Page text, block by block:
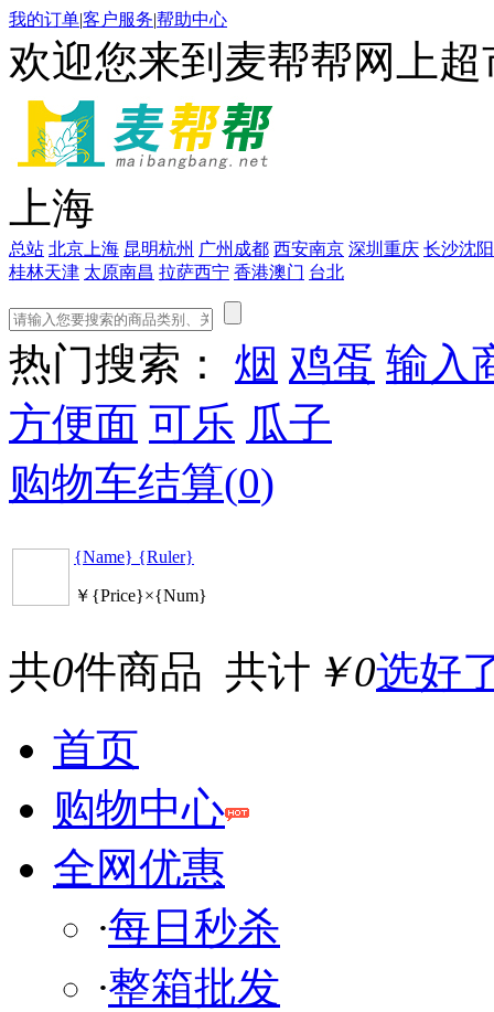
我的订单|客户服务|帮助中心
欢迎您来到麦帮帮网上
上海
总站 北京 上海 昆明杭州 广州 成都 西安南京 深圳 重庆 长沙沈阳
桂林天津 太原南昌 拉萨西宁 香港澳门 台北
热门搜索： 烟 鸡蛋 输入
方便面 可乐 瓜子
购物车结算(0)
{Name} {Ruler}
￥{Price}×{Num}
共0件商品 共计 ￥0选好
首页
购物中心
全网优惠
·每日秒杀
·整箱批发